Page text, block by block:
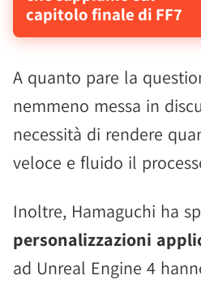
capitolo finale di FF7
A quanto pare la
nemmeno messa in
necessità di rendere
veloce e fluido il
Inoltre, Hamaguchi ha
personalizzazioni
ad Unreal Engine 4